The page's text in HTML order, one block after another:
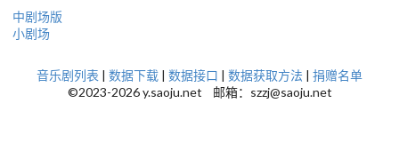
中剧场版
小剧场
音乐剧列表 | 数据下载 | 数据接口 | 数据获取方法 | 捐赠名单
©2023-2026 y.saoju.net 邮箱：szzj@saoju.net